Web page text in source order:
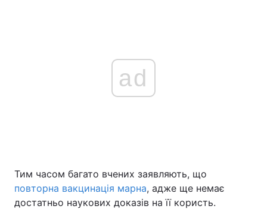
ad
Тим часом багато вчених заявляють, що
повторна вакцинація марна, адже ще немає
достатньо наукових доказів на її користь.